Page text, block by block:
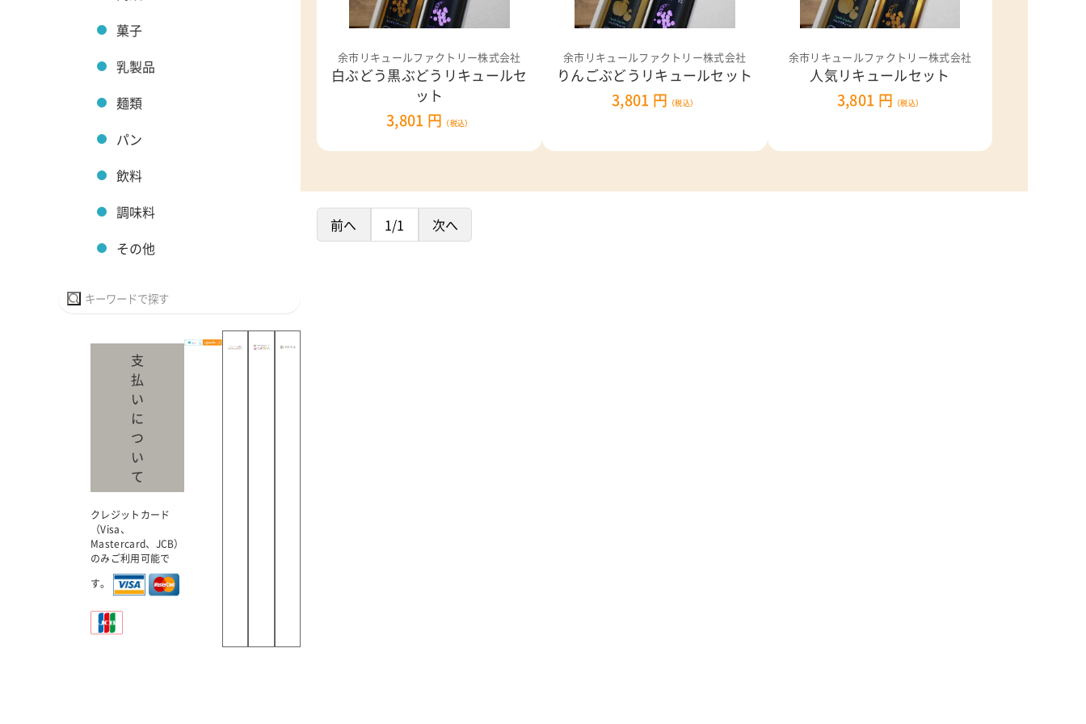
余市リキュールファクトリー株式会社
白ぶどう黒ぶどうリキュールセ
ット
3,801 円 （税込）
余市リキュールファクトリー株式会社
りんごぶどうリキュールセット
3,801 円 （税込）
余市リキュールファクトリー株式会社
人気リキュールセット
3,801 円 （税込）
前へ 1/1 次へ
菓子
乳製品
麺類
パン
飲料
調味料
その他
支
払
い
に
つ
い
て
クレジットカード
（Visa、
Mastercard、JCB）
のみご利用可能で
す。